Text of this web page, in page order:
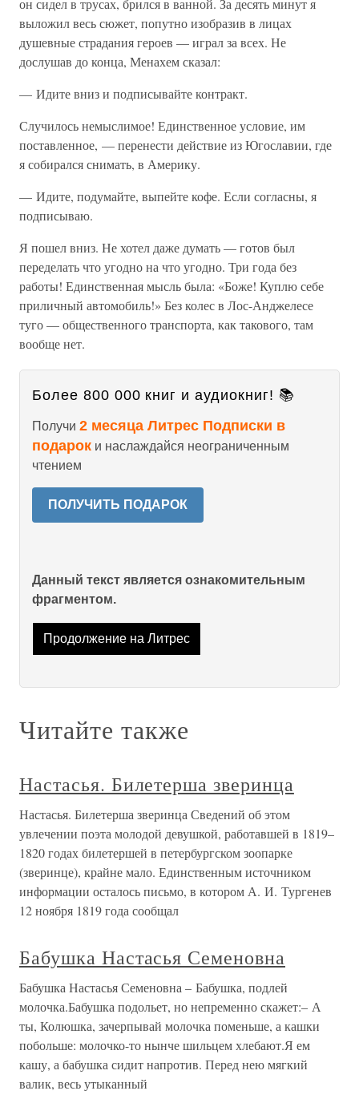
он сидел в трусах, брился в ванной. За десять минут я
выложил весь сюжет, попутно изобразив в лицах
душевные страдания героев — играл за всех. Не
дослушав до конца, Менахем сказал:
— Идите вниз и подписывайте контракт.
Случилось немыслимое! Единственное условие, им
поставленное, — перенести действие из Югославии, где
я собирался снимать, в Америку.
— Идите, подумайте, выпейте кофе. Если согласны, я
подписываю.
Я пошел вниз. Не хотел даже думать — готов был
переделать что угодно на что угодно. Три года без
работы! Единственная мысль была: «Боже! Куплю себе
приличный автомобиль!» Без колес в Лос-Анджелесе
туго — общественного транспорта, как такового, там
вообще нет.
Более 800 000 книг и аудиокниг! 📚
Получи 2 месяца Литрес Подписки в
подарок и наслаждайся неограниченным
чтением
ПОЛУЧИТЬ ПОДАРОК
Данный текст является ознакомительным
фрагментом.
Продолжение на Литрес
Читайте также
Настасья. Билетерша зверинца
Настасья. Билетерша зверинца Сведений об этом
увлечении поэта молодой девушкой, работавшей в 1819–
1820 годах билетершей в петербургском зоопарке
(зверинце), крайне мало. Единственным источником
информации осталось письмо, в котором А. И. Тургенев
12 ноября 1819 года сообщал
Бабушка Настасья Семеновна
Бабушка Настасья Семеновна – Бабушка, подлей
молочка.Бабушка подольет, но непременно скажет:– А
ты, Колюшка, зачерпывай молочка поменьше, а кашки
побольше: молочко-то нынче шильцем хлебают.Я ем
кашу, а бабушка сидит напротив. Перед нею мягкий
валик, весь утыканный